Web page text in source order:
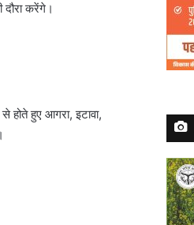
दौरा करेंगे।
होते हुए आगरा, इटावा,